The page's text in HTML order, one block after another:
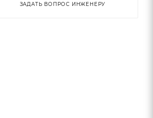
ЗАДАТЬ ВОПРОС ИНЖЕНЕРУ